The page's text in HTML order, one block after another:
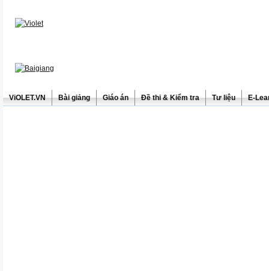
ViOLET.VN Bài giảng Giáo án Đề thi & Kiểm tra Tư liệu E-